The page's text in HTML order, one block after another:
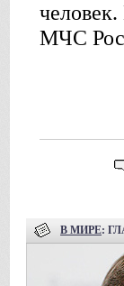
МЧС
В МИРЕ: